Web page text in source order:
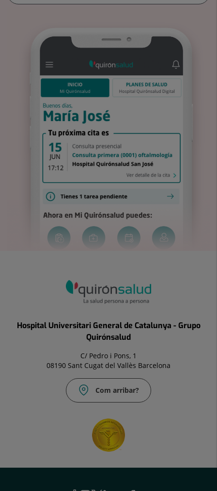
Hospital Universitari General de Catalunya - Grupo
Quirónsalud
C/ Pedro i Pons, 1
08190 Sant Cugat del Vallès Barcelona
Com arribar?